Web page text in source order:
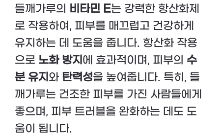
들깨가루의 비타민 E는 강력한 항산화제
로 작용하여, 피부를 매끄럽고 건강하게
유지하는 데 도움을 줍니다. 항산화 작용
으로 노화 방지 에 효과적이며, 피부의 수
분 유지 와 탄력성을 높여줍니다. 특히, 들
깨가루는 건조한 피부를 가진 사람들에게
좋으며, 피부 트러블을 완화하는 데도 도
움이 됩니다.